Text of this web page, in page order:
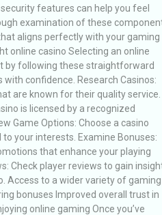
features can help you feel
examination of these
aligns perfectly with your gaming
online casino Selecting an online
by following these straightforward
confidence. Research Casinos:
are known for their quality service.
is licensed by a recognized
Game Options: Choose a casino
your interests. Examine Bonuses:
that enhance your playing
Check player reviews to gain
Access to a wider variety of gaming
bonuses Improved overall trust in
online gaming Once you’ve